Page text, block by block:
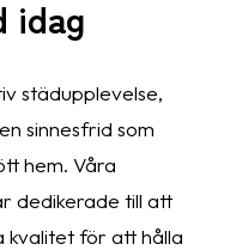
idag
städupplevelse,
sinnesfrid som
hem. Våra
dedikerade till att
kvalitet för att hålla